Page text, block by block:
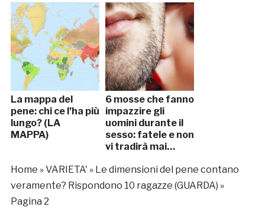
La mappa del
pene: chi ce l’ha più
lungo? (LA
MAPPA)
6 mosse che fanno
impazzire gli
uomini durante il
sesso: fatele e non
vi tradirà mai…
Home »VARIETA' » Le dimensioni del pene contano
veramente? Rispondono 10 ragazze (GUARDA) »
Pagina 2